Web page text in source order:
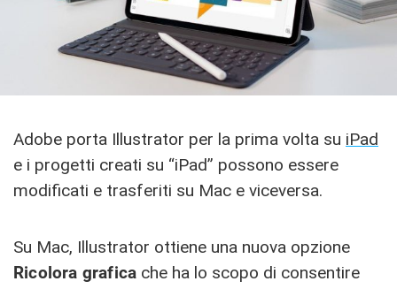
Adobe porta Illustrator per la prima volta su iPad
e i progetti creati su “iPad” possono essere
modificati e trasferiti su Mac e viceversa.
Su Mac, Illustrator ottiene una nuova opzione
Ricolora grafica che ha lo scopo di consentire